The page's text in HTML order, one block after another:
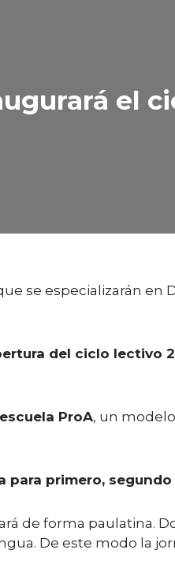
el
se especializarán en
del ciclo lectivo
ProA, un
para primero,
de forma paulatina.
De este modo la